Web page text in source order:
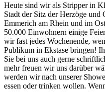
Heute sind wir als Stripper in
Stadt der Sitz der Herzöge und
Emmerich am Rhein und im
50.000 Einwohnern einige
wir fast jedes Wochenende,
Publikum in Ekstase bringen!
Sie bei uns auch gerne
mehr freuen wir uns darüber
werden wir nach unserer
essen oder trinken wollen.